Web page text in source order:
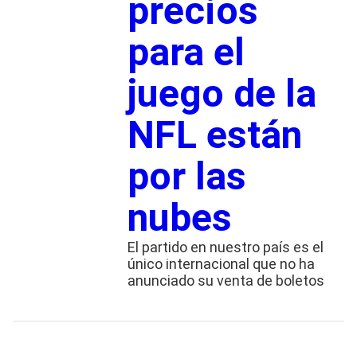
precios
para el
juego de la
NFL están
por las
nubes
El partido en nuestro país es el
único internacional que no ha
anunciado su venta de boletos